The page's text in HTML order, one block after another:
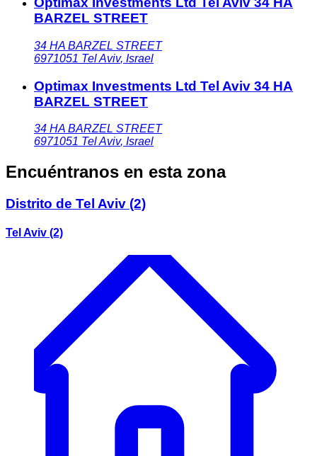
BARZEL STREET
34 HA BARZEL STREET
6971051 Tel Aviv, Israel
Optimax Investments Ltd Tel Aviv 34 HA
BARZEL STREET
34 HA BARZEL STREET
6971051 Tel Aviv, Israel
Encuéntranos en esta zona
Distrito de Tel Aviv (2)
Tel Aviv (2)